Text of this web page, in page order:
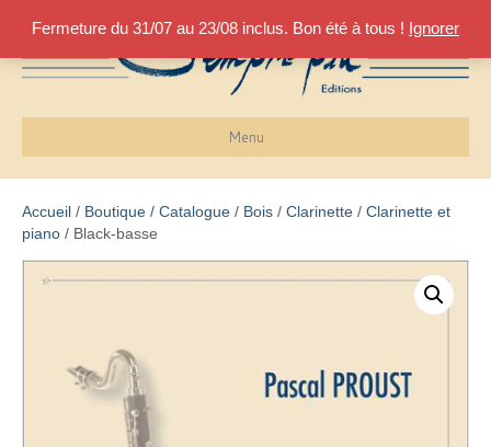
Fermeture du 31/07 au 23/08 inclus. Bon été à tous ! Ignorer
Menu
Accueil / Boutique / Catalogue / Bois / Clarinette / Clarinette et
piano / Black-basse